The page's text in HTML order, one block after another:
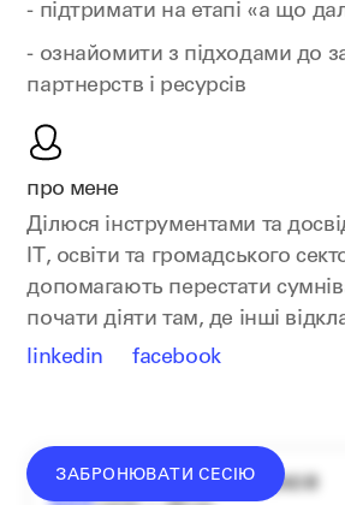
- підтримати на етапі «а що
- ознайомити з підходами до
партнерств і ресурсів
про мене
Ділюся інструментами та
ІТ, освіти та громадського
допомагають перестати
почати діяти там, де інші
linkedin
facebook
ЗАБРОНЮВАТИ СЕСІЮ
середній донат — 1340 ₴